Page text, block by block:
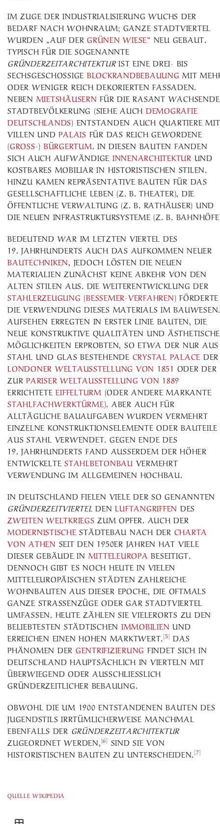
IM ZUGE DER INDUSTRIALISIERUNG WUCHS DER
BEDARF NACH WOHNRAUM; GANZE STADTVIERTEL
WURDEN „AUF DER GRÜNEN WIESE“ NEU GEBAUT.
TYPISCH FÜR DIE SOGENANNTE
GRÜNDERZEITARCHITEKTURIST EINE DREI- BIS
SECHSGESCHOSSIGE BLOCKRANDBEBAUUNG MIT
ODER WENIGER REICH DEKORIERTEN FASSADEN.
NEBEN MIETSHÄUSERN FÜR DIE RASANT WACHSENDE
STADTBEVÖLKERUNG (SIEHE AUCH DEMOGRAFIE
DEUTSCHLANDS) ENTSTANDEN AUCH QUARTIERE MIT
VILLEN UNDPALAIS FÜR DAS REICH GEWORDENE
(GROSS- ) BÜRGERTUM. IN DIESEN BAUTEN FANDEN
SICH AUCH AUFWÄNDIGE INNENARCHITEKTUR UND
KOSTBARES MOBILIAR IN HISTORISTISCHEN STILEN.
HINZU KAMEN REPRÄSENTATIVE BAUTEN FÜR DAS
GESELLSCHAFTLICHE LEBEN (Z. B. THEATER), DIE
ÖFFENTLICHE VERWALTUNG (Z. B. RATHÄUSER) UND
DIE NEUEN INFRASTRUKTURSYSTEME (Z. B.
BEDEUTEND WAR IM LETZTEN VIERTEL DES
19. JAHRHUNDERTS AUCH DAS AUFKOMMEN NEUER
BAUTECHNIKEN, JEDOCH LÖSTEN DIE NEUEN
MATERIALIEN ZUNÄCHST KEINE ABKEHR VON DEN
ALTEN STILEN AUS. DIE WEITERENTWICKLUNG DER
STAHLERZEUGUNG (BESSEMER-VERFAHREN) FÖRDERTE
DIE VERWENDUNG DIESES MATERIALS IM BAUWESEN.
AUFSEHEN ERREGTEN IN ERSTER LINIE BAUTEN, DIE
NEUE KONSTRUKTIVE QUALITÄTEN UND ÄSTHETISCHE
MÖGLICHKEITEN ERPROBTEN, SO ETWA DER NUR AUS
STAHL UND GLAS BESTEHENDE CRYSTAL PALACE DER
LONDONER WELTAUSSTELLUNG VON 1851 ODER DER
ZUR PARISER WELTAUSSTELLUNG VON 1889
ERRICHTETEEIFFELTURM (ODER ANDERE MARKANTE
STAHLFACHWERKTÜRME). ABER AUCH FÜR
ALLTÄGLICHE BAUAUFGABEN WURDEN VERMEHRT
EINZELNE KONSTRUKTIONSELEMENTE ODER BAUTEILE
AUS STAHL VERWENDET. GEGEN ENDE DES
19. JAHRHUNDERTS FAND AUSSERDEM DER HÖHER E
NTWICKELTE STAHLBETONBAU VERMEHRT
VERWENDUNG IM ALLGEMEINEN HOCHBAU.
IN DEUTSCHLAND FIELEN VIELE DER SO GENANNTEN
GRÜNDERZEITVIERTEL DENLUFTANGRIFFEN DES
ZWEITEN WELTKRIEGS ZUM OPFER. AUCH DER
MODERNISTISCHE STÄDTEBAU NACH DER CHARTA
VON ATHEN SEIT DEN 1950ER JAHREN HAT VIELE
DIESER GEBÄUDE IN MITTELEUROPA BESEITIGT.
DENNOCH GIBT ES NOCH HEUTE IN VIELEN
MITTELEUROPÄISCHEN STÄDTEN ZAHLREICHE
WOHNBAUTEN AUS DIESER EPOCHE, DIE OFTMALS
GANZE STRASSENZÜGE ODER GAR STADTVIERTEL U
MFASSEN. HEUTE ZÄHLEN SIE VIELERORTS ZU DEN B
ELIEBTESTEN STÄDTISCHEN IMMOBILIEN UND
ERREICHEN EINEN HOHEN MARKTWERT.[5] DAS
PHÄNOMEN DER GENTRIFIZIERUNG FINDET SICH IN
DEUTSCHLAND HAUPTSÄCHLICH IN VIERTELN MIT
ÜBERWIEGEND ODER AUSSCHLIESSLICH G
RÜNDERZEITLICHER BEBAUUNG.
OBWOHL DIE UM 1900 ENTSTANDENEN BAUTEN DES
JUGENDSTILS IRRTÜMLICHERWEISE MANCHMAL
EBENFALLS DER GRÜNDERZEITARCHITEKTUR
ZUGEORDNET WERDEN,[6] SIND SIE VON
HISTORISTISCHEN BAUTEN ZU UNTERSCHEIDEN.[7]
QUELLE WIKIPEDIA